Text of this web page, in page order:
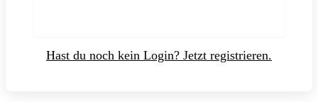
Hast du noch kein Login? Jetzt registrieren.